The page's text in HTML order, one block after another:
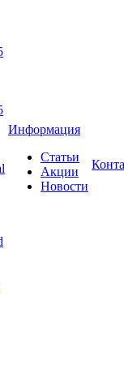
Информация
Статьи
Акции
Новости